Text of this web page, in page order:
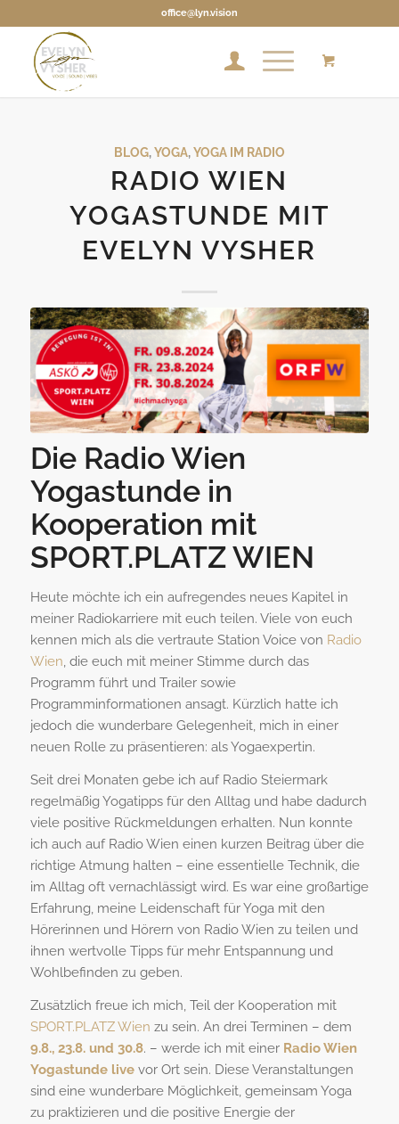
office@lyn.vision
BLOG,YOGA,YOGA IM RADIO
RADIO WIEN
YOGASTUNDE MIT
EVELYN VYSHER
Die Radio Wien
Yogastunde in
Kooperation mit
SPORT.PLATZ WIEN
Heute möchte ich ein aufregendes neues Kapitel in
meiner Radiokarriere mit euch teilen. Viele von euch
kennen mich als die vertraute Station Voice von Radio
Wien, die euch mit meiner Stimme durch das
Programm führt und Trailer sowie
Programminformationen ansagt. Kürzlich hatte ich
jedoch die wunderbare Gelegenheit, mich in einer
neuen Rolle zu präsentieren: als Yogaexpertin.
Seit drei Monaten gebe ich auf Radio Steiermark
regelmäßig Yogatipps für den Alltag und habe dadurch
viele positive Rückmeldungen erhalten. Nun konnte
ich auch auf Radio Wien einen kurzen Beitrag über die
richtige Atmung halten – eine essentielle Technik, die
im Alltag oft vernachlässigt wird. Es war eine großartige
Erfahrung, meine Leidenschaft für Yoga mit den
Hörerinnen und Hörern von Radio Wien zu teilen und
ihnen wertvolle Tipps für mehr Entspannung und
Wohlbefinden zu geben.
Zusätzlich freue ich mich, Teil der Kooperation mit
SPORT.PLATZ Wien zu sein. An drei Terminen – dem
9.8., 23.8. und 30.8. – werde ich mit einer Radio Wien
Yogastunde livevor Ort sein. Diese Veranstaltungen
sind eine wunderbare Möglichkeit, gemeinsam Yoga
zu praktizieren und die positive Energie der